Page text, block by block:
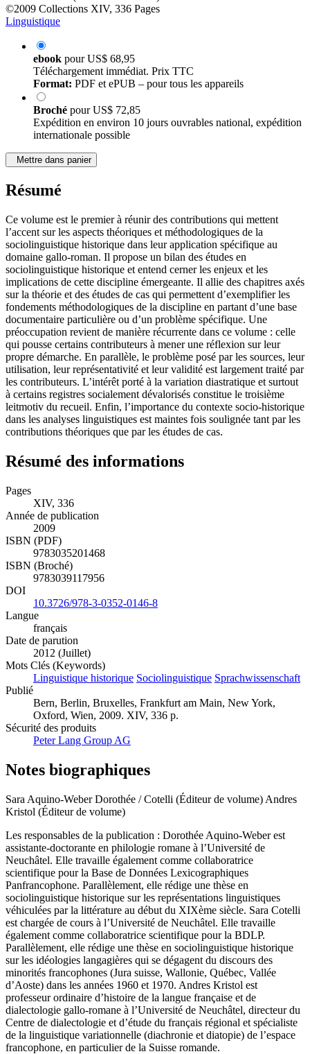
©2009 Collections XIV, 336 Pages
Linguistique
ebook pourUS$ 68,95
Téléchargement immédiat. Prix TTC
Format: PDF et ePUB – pour tous les appareils
Broché pourUS$ 72,85
Expédition en environ 10 jours ouvrables national, expédition
internationale possible
Mettre dans panier
Résumé
Ce volume est le premier à réunir des contributions qui mettent
l’accent sur les aspects théoriques et méthodologiques de la
sociolinguistique historique dans leur application spécifique au
domaine gallo-roman. Il propose un bilan des études en
sociolinguistique historique et entend cerner les enjeux et les
implications de cette discipline émergeante. Il allie des chapitres axés
sur la théorie et des études de cas qui permettent d’exemplifier les
fondements méthodologiques de la discipline en partant d’une base
documentaire particulière ou d’un problème spécifique. Une
préoccupation revient de manière récurrente dans ce volume : celle
qui pousse certains contributeurs à mener une réflexion sur leur
propre démarche. En parallèle, le problème posé par les sources, leur
utilisation, leur représentativité et leur validité est largement traité par
les contributeurs. L’intérêt porté à la variation diastratique et surtout
à certains registres socialement dévalorisés constitue le troisième
leitmotiv du recueil. Enfin, l’importance du contexte socio-historique
dans les analyses linguistiques est maintes fois soulignée tant par les
contributions théoriques que par les études de cas.
Résumé des informations
Pages
XIV, 336
Année de publication
2009
ISBN (PDF)
9783035201468
ISBN (Broché)
9783039117956
DOI
10.3726/978-3-0352-0146-8
Langue
français
Date de parution
2012 (Juillet)
Mots Clés (Keywords)
Linguistique historique Sociolinguistique Sprachwissenschaft
Publié
Bern, Berlin, Bruxelles, Frankfurt am Main, New York,
Oxford, Wien, 2009. XIV, 336 p.
Sécurité des produits
Peter Lang Group AG
Notes biographiques
Sara Aquino-Weber Dorothée / Cotelli (Éditeur de volume) Andres
Kristol (Éditeur de volume)
Les responsables de la publication : Dorothée Aquino-Weber est
assistante-doctorante en philologie romane à l’Université de
Neuchâtel. Elle travaille également comme collaboratrice
scientifique pour la Base de Données Lexicographiques
Panfrancophone. Parallèlement, elle rédige une thèse en
sociolinguistique historique sur les représentations linguistiques
véhiculées par la littérature au début du XIXème siècle. Sara Cotelli
est chargée de cours à l’Université de Neuchâtel. Elle travaille
également comme collaboratrice scientifique pour la BDLP.
Parallèlement, elle rédige une thèse en sociolinguistique historique
sur les idéologies langagières qui se dégagent du discours des
minorités francophones (Jura suisse, Wallonie, Québec, Vallée
d’Aoste) dans les années 1960 et 1970. Andres Kristol est
professeur ordinaire d’histoire de la langue française et de
dialectologie gallo-romane à l’Université de Neuchâtel, directeur du
Centre de dialectologie et d’étude du français régional et spécialiste
de la linguistique variationnelle (diachronie et diatopie) de l’espace
francophone, en particulier de la Suisse romande.